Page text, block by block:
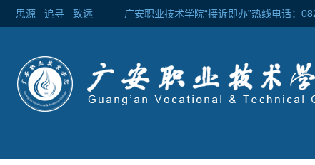
思源 追寻 致远 广安职业技术学院“接诉即办”热线电话：